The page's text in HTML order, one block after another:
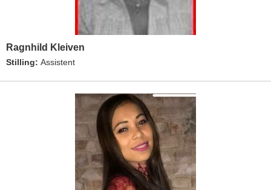
Ragnhild Kleiven
Stilling: Assistent